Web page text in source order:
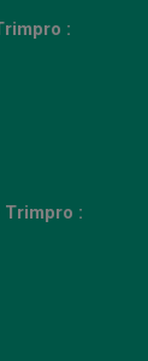
:
Trimpro :